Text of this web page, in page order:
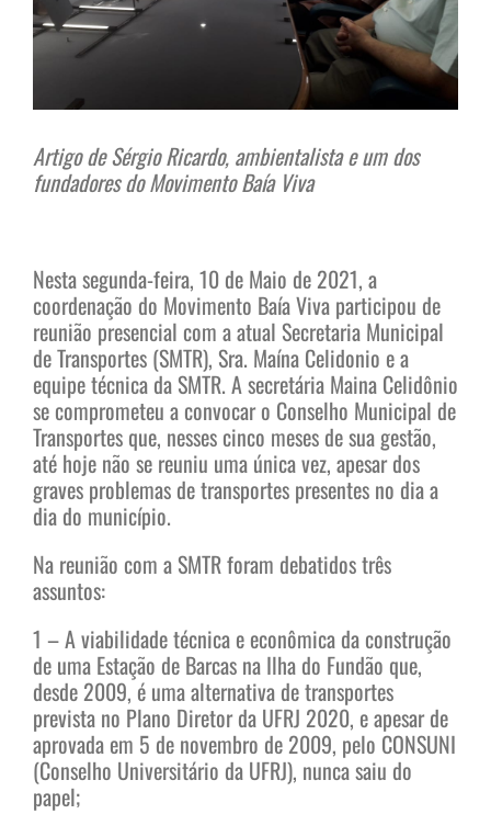
Artigo de Sérgio Ricardo, ambientalista e um dos
fundadores do Movimento Baía Viva
Nesta segunda-feira, 10 de Maio de 2021, a
coordenação do Movimento Baía Viva participou de
reunião presencial com a atual Secretaria Municipal
de Transportes (SMTR), Sra. Maína Celidonio e a
equipe técnica da SMTR. A secretária Maina Celidônio
se comprometeu a convocar o Conselho Municipal de
Transportes que, nesses cinco meses de sua gestão,
até hoje não se reuniu uma única vez, apesar dos
graves problemas de transportes presentes no dia a
dia do município.
Na reunião com a SMTR foram debatidos três
assuntos:
1 – A viabilidade técnica e econômica da construção
de uma Estação de Barcas na Ilha do Fundão que,
desde 2009, é uma alternativa de transportes
prevista no Plano Diretor da UFRJ 2020, e apesar de
aprovada em 5 de novembro de 2009, pelo CONSUNI
(Conselho Universitário da UFRJ), nunca saiu do
papel;